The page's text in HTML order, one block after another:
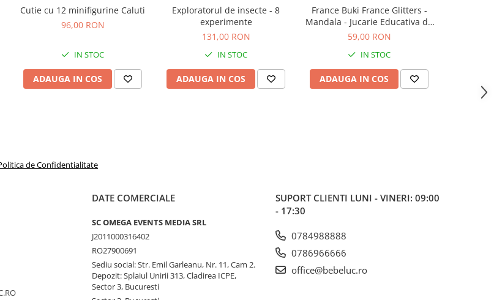
Cutie cu 12 minifigurine Caluti
96,00 RON
IN STOC
ADAUGA IN COS
Exploratorul de insecte - 8
experimente
131,00 RON
IN STOC
ADAUGA IN COS
France Buki France Glitters -
Mandala - Jucarie Educativa de
inalta calitate pentru copii
59,00 RON
IN STOC
ADAUGA IN COS
de Confidentialitate
DATE COMERCIALE
SC OMEGA EVENTS MEDIA SRL
J2011000316402
RO27900691
Sediu social: Str. Emil Garleanu, Nr. 11, Cam 2.
Depozit: Splaiul Unirii 313, Cladirea ICPE,
Sector 3, Bucuresti
SUPORT CLIENTI LUNI - VINERI: 09:00
- 17:30
0784988888
0786966666
office@bebeluc.ro